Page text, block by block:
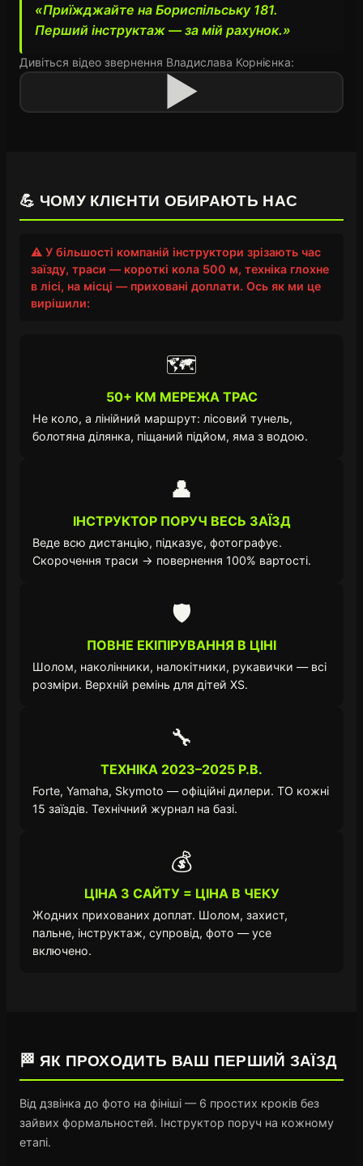
«Приїжджайте на Бориспільську 181.
Перший інструктаж — за мій рахунок.»
Дивіться відео звернення Владислава Корнієнка:
▶
💪 ЧОМУ КЛІЄНТИ ОБИРАЮТЬ НАС
⚠️ У більшості компаній інструктори зрізають час
заїзду, траси — короткі кола 500 м, техніка глохне
в лісі, на місці — приховані доплати. Ось як ми це
вирішили:
🗺️
50+ КМ МЕРЕЖА ТРАС
Не коло, а лінійний маршрут: лісовий тунель,
болотяна ділянка, піщаний підйом, яма з водою.
👤
ІНСТРУКТОР ПОРУЧ ВЕСЬ ЗАЇЗД
Веде всю дистанцію, підказує, фотографує.
Скорочення траси → повернення 100% вартості.
🛡️
ПОВНЕ ЕКІПІРУВАННЯ В ЦІНІ
Шолом, наколінники, налокітники, рукавички — всі
розміри. Верхній ремінь для дітей XS.
🔧
ТЕХНІКА 2023–2025 Р.В.
Forte, Yamaha, Skymoto — офіційні дилери. ТО кожні
15 заїздів. Технічний журнал на базі.
💰
ЦІНА З САЙТУ = ЦІНА В ЧЕКУ
Жодних прихованих доплат. Шолом, захист,
пальне, інструктаж, супровід, фото — усе
включено.
🏁 ЯК ПРОХОДИТЬ ВАШ ПЕРШИЙ ЗАЇЗД
Від дзвінка до фото на фініші — 6 простих кроків без
зайвих формальностей. Інструктор поруч на кожному
етапі.